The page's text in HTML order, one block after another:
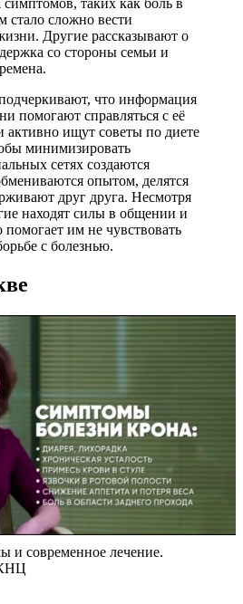
симптомов, таких как боль в
стало сложно вести
Другие рассказывают о
со стороны семьи и
что информация
помогают справляться с её
ищут советы по диете
минимизировать
сетях создаются
опытом, делятся
друг друга. Несмотря
находят силы в общении и
им не чувствовать
с болезнью.
и современное лечение.